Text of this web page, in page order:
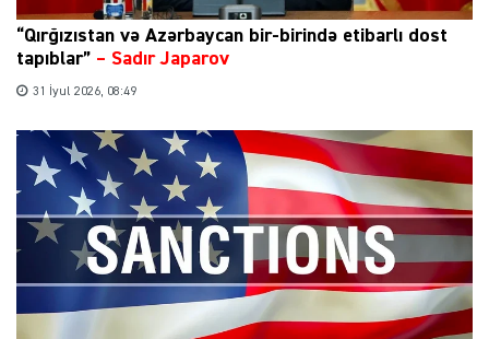
“Qırğızıstan və Azərbaycan bir-birində etibarlı dost
tapıblar” – Sadır Japarov
31 İyul 2026, 08:49